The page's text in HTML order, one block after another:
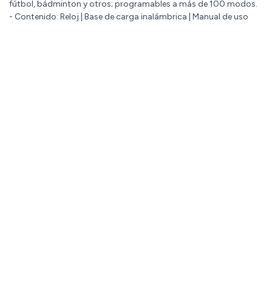
fútbol, bádminton y otros; programables a más de 100 modos.
- Contenido: Reloj | Base de carga inalámbrica | Manual de uso